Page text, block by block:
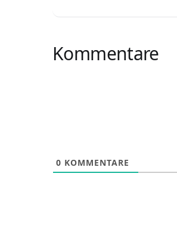
Kommentare
0 KOMMENTARE